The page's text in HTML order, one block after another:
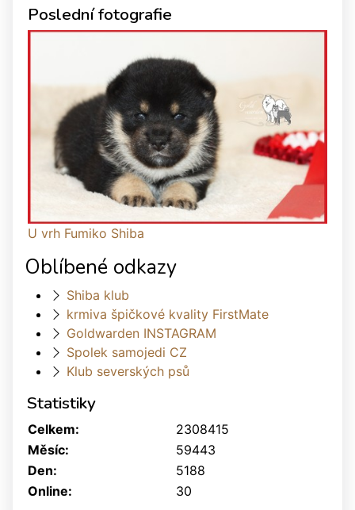
Poslední fotografie
U vrh Fumiko Shiba
Oblíbené odkazy
Shiba klub
krmiva špičkové kvality FirstMate
Goldwarden INSTAGRAM
Spolek samojedi CZ
Klub severských psů
Statistiky
Online: 30
Celkem:
2308415
Měsíc:
59443
Den:
5188